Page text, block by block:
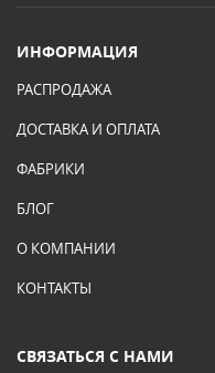
ИНФОРМАЦИЯ
РАСПРОДАЖА
ДОСТАВКА И ОПЛАТА
ФАБРИКИ
БЛОГ
О КОМПАНИИ
КОНТАКТЫ
СВЯЗАТЬСЯ С НАМИ